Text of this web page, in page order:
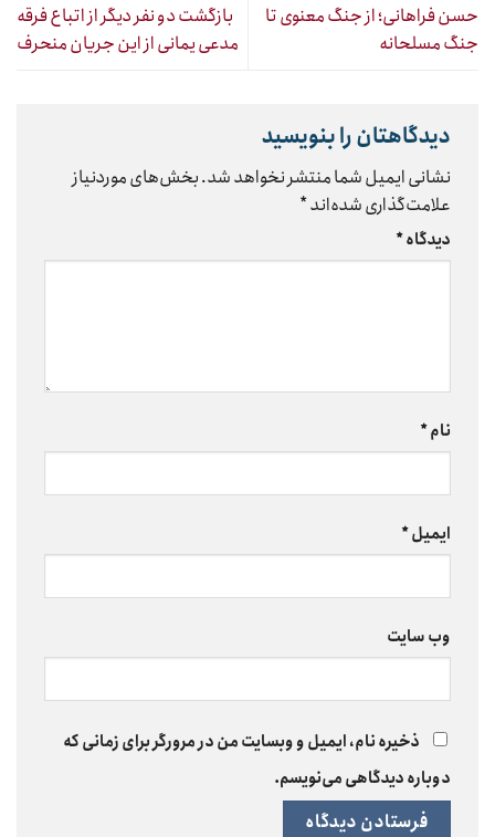
حسن فراهانی؛ از جنگ معنوی تا
جنگ مسلحانه
بازگشت دو نفر دیگر از اتباع فرقه
مدعی یمانی از این جریان منحرف
دیدگاهتان را بنویسید
نشانی ایمیل شما منتشر نخواهد شد.بخش‌های موردنیاز
علامت‌گذاری شده‌اند*
دیدگاه*
نام*
ایمیل*
وب‌ سایت
ذخیره نام، ایمیل و وبسایت من در مرورگر برای زمانی که
دوباره دیدگاهی می‌نویسم.